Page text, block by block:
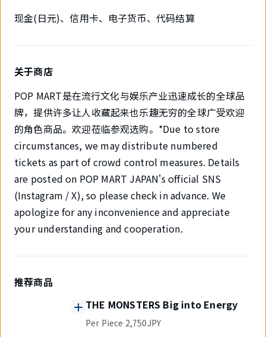
现金(日元)、信用卡、电子货币、代码结算
关于商店
POP MART是在流行文化与娱乐产业迅速成长的全球品
牌，提供许多让人收藏起来也乐趣无穷的全球广受欢迎
的角色商品。欢迎莅临参观选购。*Due to store
circumstances, we may distribute numbered
tickets as part of crowd control measures. Details
are posted on POP MART JAPAN's official SNS
(Instagram / X), so please check in advance. We
apologize for any inconvenience and appreciate
your understanding and cooperation.
推荐商品
THE MONSTERS Big into Energy
Per Piece 2,750JPY